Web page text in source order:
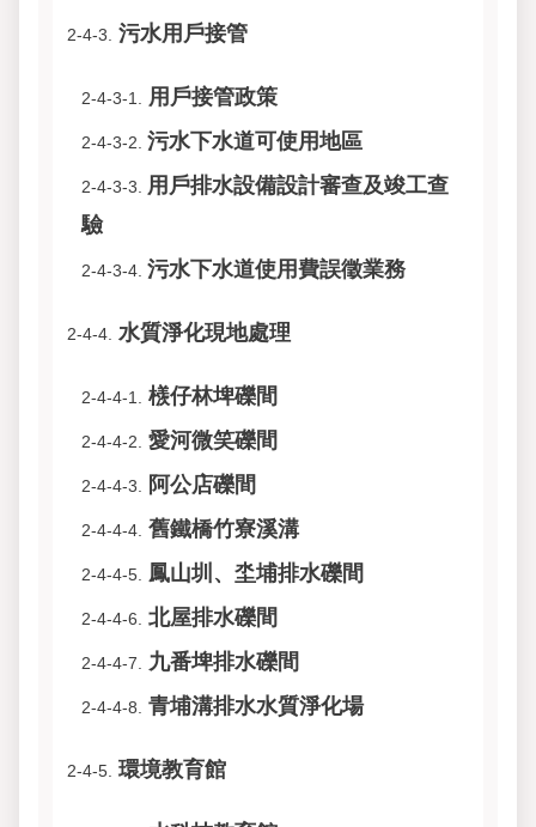
2-4-3. 污水用戶接管
2-4-3-1. 用戶接管政策
2-4-3-2. 污水下水道可使用地區
2-4-3-3. 用戶排水設備設計審查及竣工查
驗
2-4-3-4. 污水下水道使用費誤徵業務
2-4-4. 水質淨化現地處理
2-4-4-1. 檨仔林埤礫間
2-4-4-2. 愛河微笑礫間
2-4-4-3. 阿公店礫間
2-4-4-4. 舊鐵橋竹寮溪溝
2-4-4-5. 鳳山圳、坔埔排水礫間
2-4-4-6. 北屋排水礫間
2-4-4-7. 九番埤排水礫間
2-4-4-8. 青埔溝排水水質淨化場
2-4-5. 環境教育館